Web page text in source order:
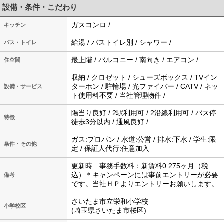
設備・条件・こだわり
キッチン ガスコンロ /
バス・トイレ 給湯 / バストイレ別 / シャワー /
住空間 最上階 / バルコニー / 南向き / エアコン /
設備・サービス
収納 / クロゼット / シューズボックス / TVイン
ターホン / 駐輪場 / 光ファイバー / CATV / ネッ
ト使用料不要 / 当社管理物件 /
特徴
陽当り良好 / 2駅利用可 / 2沿線利用可 / バス停
徒歩3分以内 / 通風良好 /
条件・その他
ガス:プロパン / 水道:公営 / 排水:下水 / 学生:限
定 / 保証人代行:任意加入
備考
更新時 事務手数料：新賃料0.275ヶ月（税
込）＊キャンペーンには事前エントリーが必要
です。当社ＨＰよりエントリーお願いします。
小学校区
さいたま市立栄和小学校
(埼玉県さいたま市桜区)